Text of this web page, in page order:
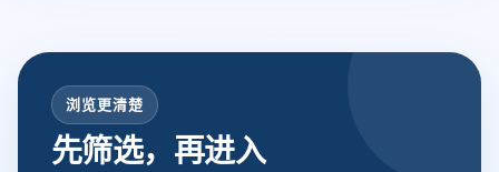
浏览更清楚
先筛选，再进入